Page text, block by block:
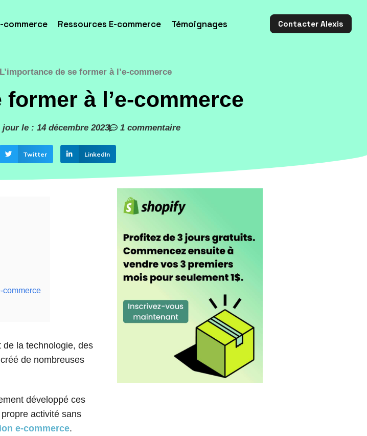
commerce Ressources E-commerce Témoignages Contacter Alexis
L’importance de se former à l’e-commerce
à l’e-commerce
jour le : 14 décembre 2023 1 commentaire
Twitter LinkedIn
commerce
la technologie, des
de nombreuses
développé ces
activité sans
e-commerce.